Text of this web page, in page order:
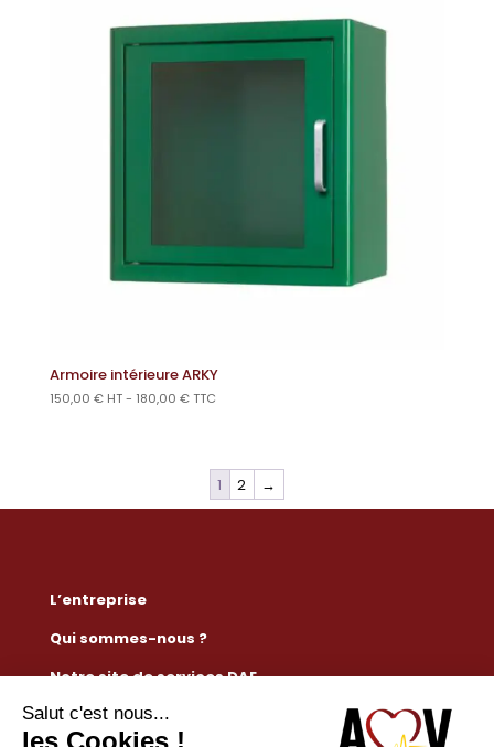
Armoire intérieure ARKY
150,00 € HT - 180,00 €TTC
1 2 →
L’entreprise
Qui sommes-nous ?
Notre site de services DAE
Règlementation défibrillateur